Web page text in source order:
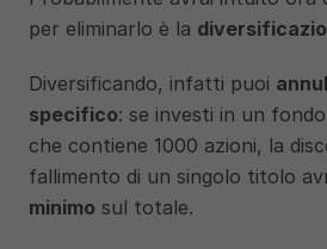
per eliminarlo è la
Diversificando, infatti puoi
specifico: se investi in un
che contiene 1000 azioni, la
fallimento di un singolo titolo
minimo sul totale.